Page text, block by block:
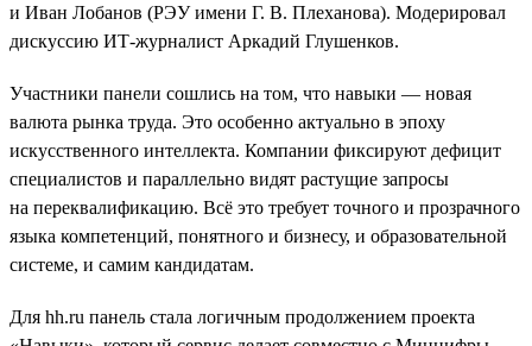
и Иван Лобанов (РЭУ имени Г. В. Плеханова). Модерировал
дискуссию ИТ-журналист Аркадий Глушенков.
Участники панели сошлись на том, что навыки — новая
валюта рынка труда. Это особенно актуально в эпоху
искусственного интеллекта. Компании фиксируют дефицит
специалистов и параллельно видят растущие запросы
на переквалификацию. Всё это требует точного и прозрачного
языка компетенций, понятного и бизнесу, и образовательной
системе, и самим кандидатам.
Для hh.ru панель стала логичным продолжением проекта